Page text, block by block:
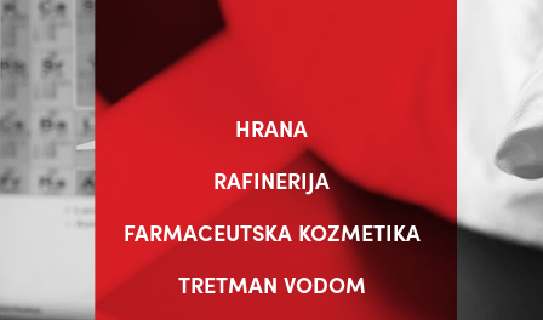
HRANA
RAFINERIJA
FARMACEUTSKA KOZMETIKA
TRETMAN VODOM